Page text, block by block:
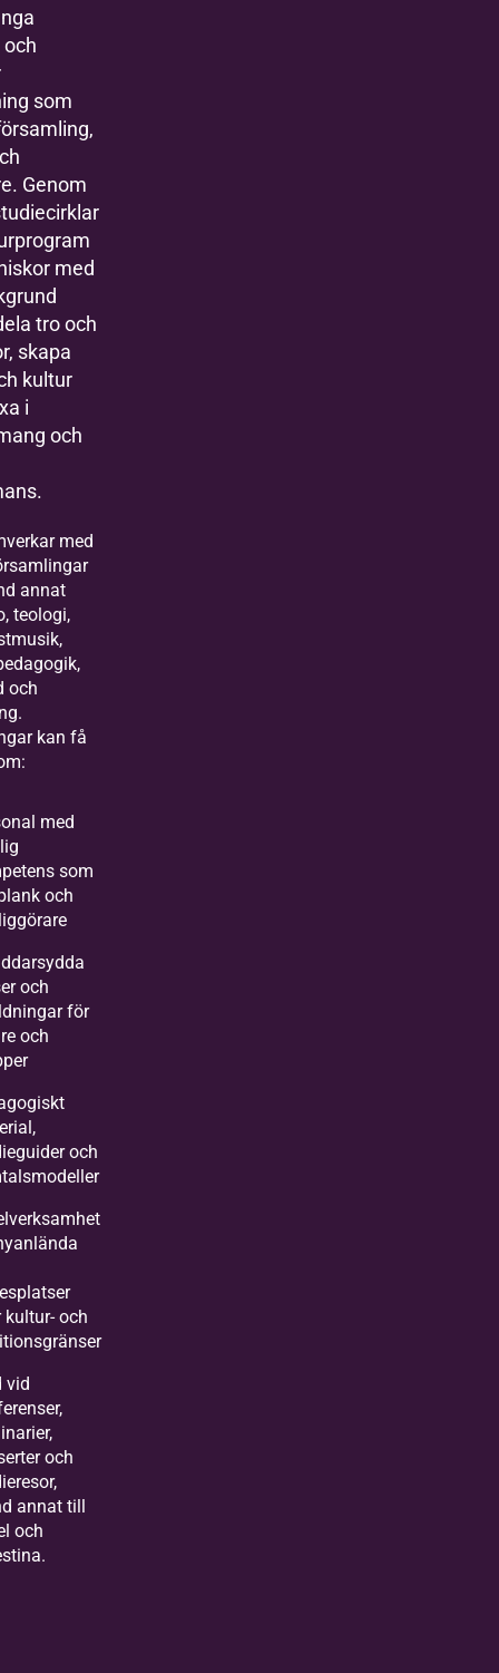
som
Genom
med
tro och
skapa
kultur
i
och
med
annat
teologi,
och
kan få
med
som
och
och
för
och
och
kultur- och
vid
och
annat till
och